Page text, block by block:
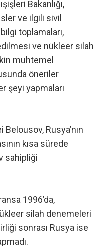
Bakanlığı,
ve ilgili sivil
toplamaları,
ve nükleer silah
muhtemel
öneriler
şeyi yapmaları
Rusya’nın
kısa sürede
sahipliği
1996’da,
silah denemeleri
sonrası Rusya ise